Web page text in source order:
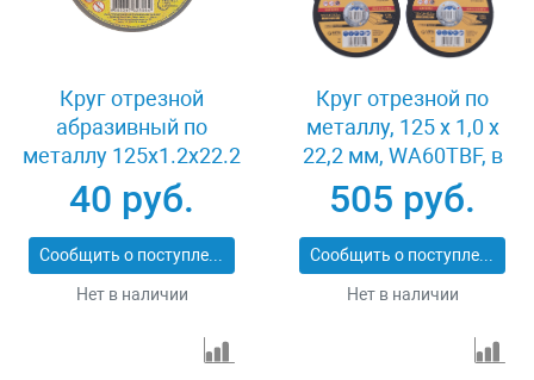
Круг отрезной
абразивный по
металлу 125x1.2x22.2
мм Луга 3612-125-1.2
40 руб.
Сообщить о поступлении
Нет в наличии
Круг отрезной по
металлу, 125 х 1,0 х
22,2 мм, WA60TBF, в
метал.банке, 10 шт.
Denzel 737610
505 руб.
Сообщить о поступлении
Нет в наличии